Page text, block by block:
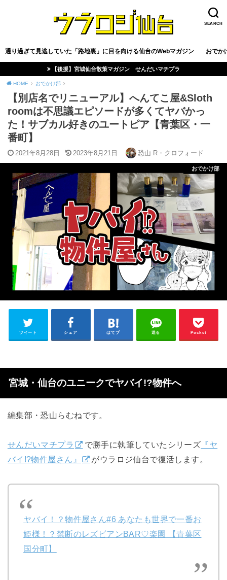
SEARCH
通り過ぎて見逃していた「路地裏」に目を向ける仙台のWebマガジン おでか
【後援】宮城仙台散策マガジン せんだいマチプラ
HOME おでかけ部
【別店名でリニューアル】へんてこ屋&Sloth
roomは不思議エピソードが多くてヤバかっ
た！サブカル好きのユートピア【青葉区・一
番町】
2021年8月28日 2023年8月21日 恐山 R・クロフォード
おでかけ部
ツイート シェア はてブ 送る Pocket
宮城・仙台のユニークでヤバイ!?物件へ
編集部・恐山らむねです。
せんだいマチプラ で勝手に執筆していたシリーズ 『ヤ
バイ!?物件屋さん』
がウラロジ仙台で復活します。
ヤバイ！？物件屋さん#6 あなたも世界で一番お
姫様！？禁断のレズビアンBAR♡楽園 【青葉区
国分町】